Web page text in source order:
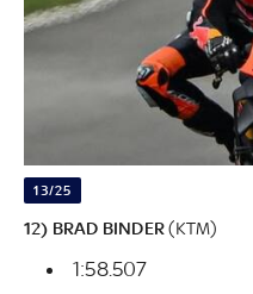
13/25
12) BRAD BINDER(KTM)
1:58.507